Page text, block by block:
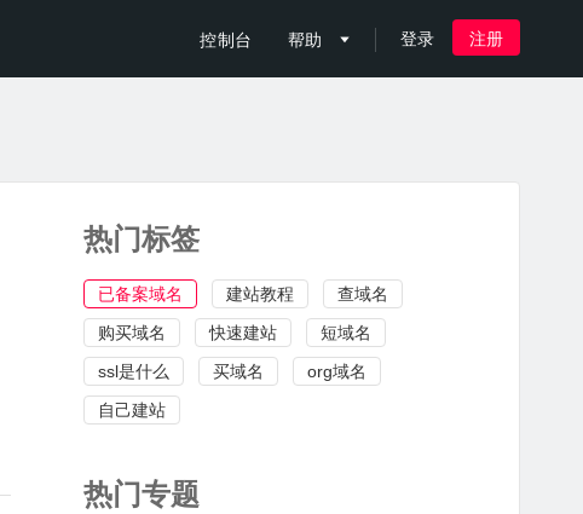
控制台 帮助  登录 注册
热门标签
已备案域名 建站教程
查域名
购买域名
快速建站
短域名
ssl是什么
买域名
org域名
自己建站
热门专题